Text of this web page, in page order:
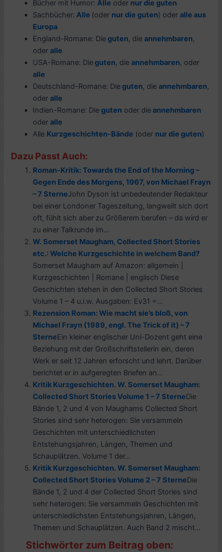
Bücher mit Humor: Alle oder nur die guten
Sachbücher: Alle (oder nur die guten) oderalle aus
Europa
England-Romane: Dieguten, dieannehmbaren,
oderalle
USA-Romane: Dieguten, dieannehmbaren, oder
alle
Deutschland-Romane: Dieguten, dieannehmbaren,
oderalle
Indien-Romane: Dieguten oder dieannehmbaren
oderalle
Alle Kurzgeschichten-Bände (oder nur die guten)
Dazu Passt Auch:
Roman-Kritik: Towards the End of the Morning –
Gegen Ende des Morgens, 1967, von Michael Frayn
– 7 SterneJohn Dyson ist unbedeutender Redakteur
bei einer Londoner Tageszeitung, langweilt sich dort
oft, fühlt sich aber zu Größerem berufen – da wird er
zu einer Talkrunde im...
W. Somerset Maugham, Collected Short Stories
etc.: Welche Kurzgeschichte in welchem Band?
Somerset Maugham auf Amazon: allgemein |
Kurzgeschichten | Romane | englisch Diese
Geschichten stehen in den Collected Short Stories
Volume 1 – 4 u.i.w. Ausgaben: Ev31 =...
Rezension Roman: Wie macht sie’s bloß, von
Michael Frayn (1989, engl. The Trick of it) – 7
SterneEin kleiner englischer Uni-Dozent geht eine
Beziehung mit der Großschriftstellerin ein, deren
Werk er seit 12 Jahren erforscht und lehrt. Darüber
berichtet er in aufgeregten Briefen an...
Kritik Kurzgeschichten. W. Somerset Maugham:
Collected Short Stories Volume 1 – 7 SterneDie
Bände 1, 2 und 4 von Maughams Collected Short
Stories sind sehr heterogen: Sie versammeln
Geschichten mit unterschiedlichsten
Entstehungsjahren, Längen, Themen und
Schauplätzen. Volume 1 der...
Kritik Kurzgeschichten. W. Somerset Maugham:
Collected Short Stories Volume 2 – 7 SterneDie
Bände 1, 2 und 4 der Collected Short Stories sind
sehr heterogen: Sie versammeln Geschichten mit
unterschiedlichsten Entstehungsjahren, Längen,
Themen und Schauplätzen. Auch Band 2 mischt...
Stichwörter zum Beitrag oben: